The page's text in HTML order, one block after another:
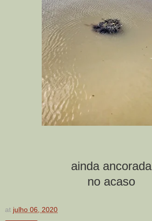
ainda ancorada
no acaso
at julho 06, 2020